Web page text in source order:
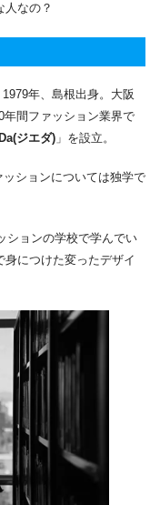
人なの？
1979年、島根出身。大阪
間ファッション業界で
ジエダ) 」を設立。
ションについては独学で
ションの学校で学んでい
につけた変ったデザイ